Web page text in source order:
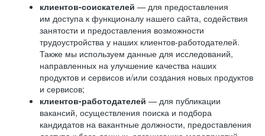
клиентов-соискателей — для предоставления
им доступа к функционалу нашего сайта, содействия
занятости и предоставления возможности
трудоустройства у наших клиентов-работодателей.
Также мы используем данные для исследований,
направленных на улучшение качества наших
продуктов и сервисов и/или создания новых продуктов
и сервисов;
клиентов-работодателей — для публикации
вакансий, осуществления поиска и подбора
кандидатов на вакантные должности, предоставления